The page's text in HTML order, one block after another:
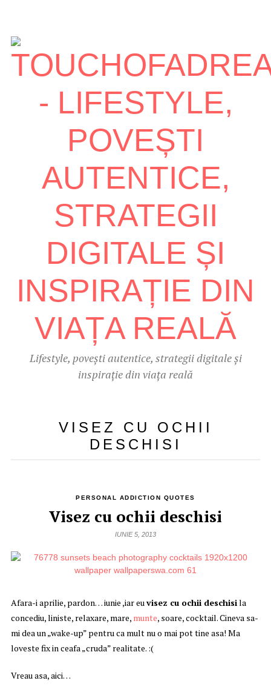
Lifestyle, povești autentice, strategii digitale și
inspirație din viața reală
VISEZ CU OCHII
DESCHISI
PERSONAL ADDICTION QUOTES
Visez cu ochii deschisi
IUNIE 5, 2013
Afara-i aprilie, pardon… iunie ,iar euvisez cu ochii deschisila
concediu, liniste, relaxare, mare, munte, soare, cocktail. Cineva sa-
mi dea un „wake-up” pentru ca mult nu o mai pot tine asa! Ma
loveste fix in ceafa „cruda” realitate. :(
Vreau asa, aici…